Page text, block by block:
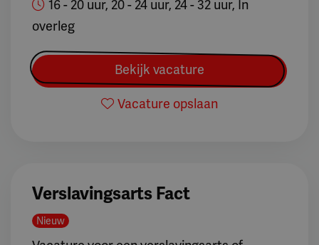
16 - 20 uur, 20 - 24 uur, 24 - 32 uur, In
overleg
Bekijk vacature
Vacature opslaan
Verslavingsarts Fact
Nieuw